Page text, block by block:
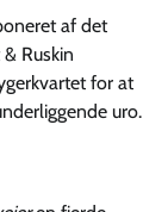
af det
Ruskin
for at
uro.